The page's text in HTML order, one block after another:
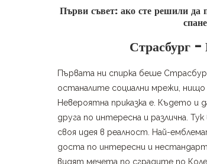
Първи съвет: ако сте решили да
Страсбург
Първата ни спирка беше
останалите социални мрежи,
Невероятна приказка е. Където и
друга по интересна и различна.
своя идея в реалност. Най-
доста по интересни и
видят мечета по сградите по